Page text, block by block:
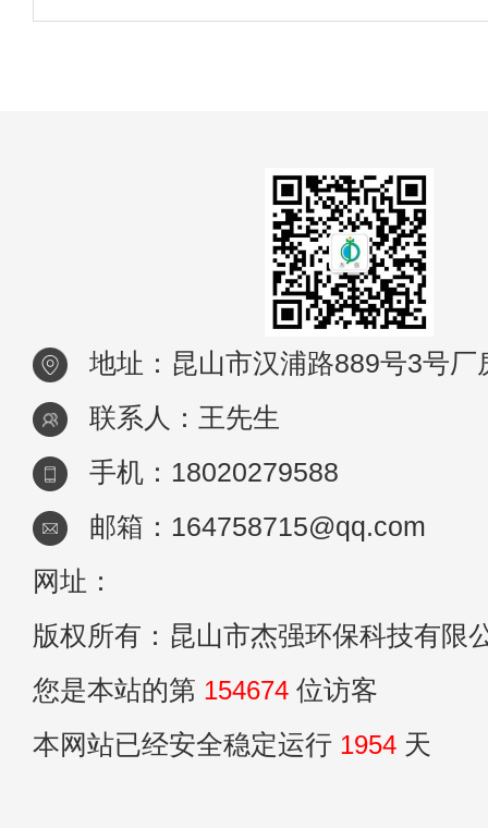
业生产过程中产生的废水和废液，其中含有
地址：昆山市汉浦路889号3号厂
联系人：王先生
手机：18020279588
邮箱：164758715@qq.com
网址：
版权所有：昆山市杰强环保科技有限
您是本站的第 154674 位访客
本网站已经安全稳定运行 1954 天